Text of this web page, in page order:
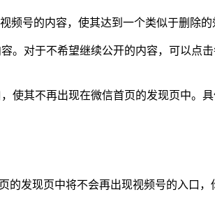
频号的内容，使其达到一个类似于删除的
对于不希望继续公开的内容，可以点
使其不再出现在微信首页的发现页中。具
的发现页中将不会再出现视频号的入口，